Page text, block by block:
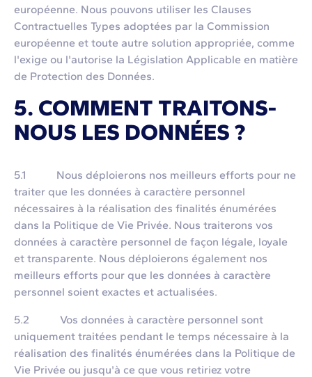
européenne. Nous pouvons utiliser les Clauses
Contractuelles Types adoptées par la Commission
européenne et toute autre solution appropriée, comme
l'exige ou l'autorise la Législation Applicable en matière
de Protection des Données.
5. COMMENT TRAITONS-
NOUS LES DONNÉES ?
5.1 Nous déploierons nos meilleurs efforts pour ne
traiter que les données à caractère personnel
nécessaires à la réalisation des finalités énumérées
dans la Politique de Vie Privée. Nous traiterons vos
données à caractère personnel de façon légale, loyale
et transparente. Nous déploierons également nos
meilleurs efforts pour que les données à caractère
personnel soient exactes et actualisées.
5.2 Vos données à caractère personnel sont
uniquement traitées pendant le temps nécessaire à la
réalisation des finalités énumérées dans la Politique de
Vie Privée ou jusqu'à ce que vous retiriez votre